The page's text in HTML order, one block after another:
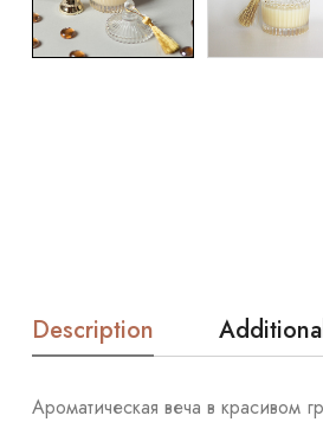
Description
Ароматическая веча в красивом